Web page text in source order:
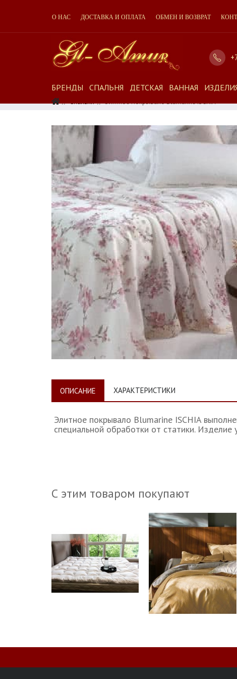
О НАС ДОСТАВКА И ОПЛАТА ОБМЕН И ВОЗВРАТ
БРЕНДЫ СПАЛЬНЯ ДЕТСКАЯ ВАННАЯ
Спальня Элитное Покрывало Blumarine ISCHIA
ОПИСАНИЕ ХАРАКТЕРИСТИКИ
Элитное покрывало Blumarine ISCHIA
специальной обработки от статики.
С этим товаром покупают